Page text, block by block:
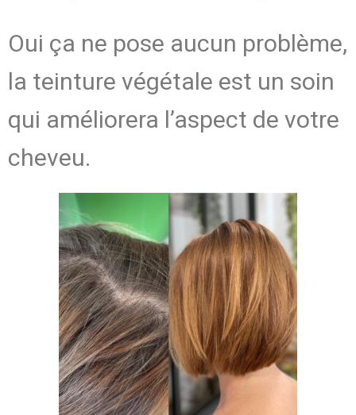
Oui ça ne pose aucun problème,
la teinture végétale est un soin
qui améliorera l’aspect de votre
cheveu.